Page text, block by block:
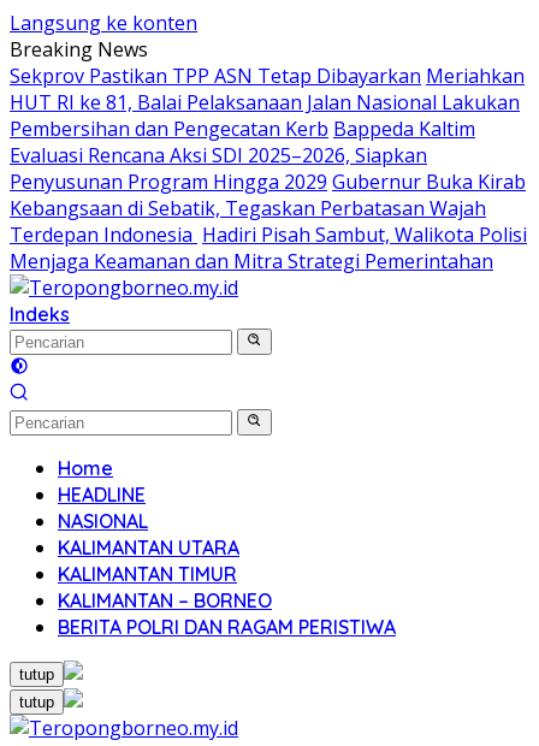
Langsung ke konten
Breaking News
Sekprov Pastikan TPP ASN Tetap Dibayarkan Meriahkan
HUT RI ke 81, Balai Pelaksanaan Jalan Nasional Lakukan
Pembersihan dan Pengecatan Kerb Bappeda Kaltim
Evaluasi Rencana Aksi SDI 2025–2026, Siapkan
Penyusunan Program Hingga 2029 Gubernur Buka Kirab
Kebangsaan di Sebatik, Tegaskan Perbatasan Wajah
Terdepan Indonesia Hadiri Pisah Sambut, Walikota Polisi
Menjaga Keamanan dan Mitra Strategi Pemerintahan
Indeks
Home
HEADLINE
NASIONAL
KALIMANTAN UTARA
KALIMANTAN TIMUR
KALIMANTAN – BORNEO
BERITA POLRI DAN RAGAM PERISTIWA
tutup
tutup